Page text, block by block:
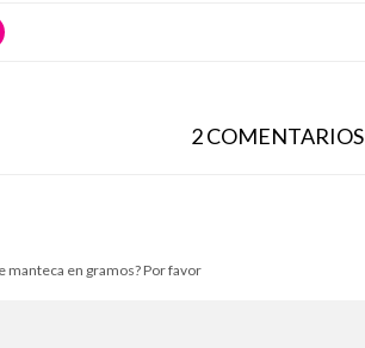
2 COMENTARIOS
manteca en gramos? Por favor